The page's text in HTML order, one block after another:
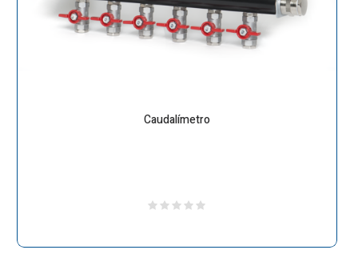
Caudalímetro